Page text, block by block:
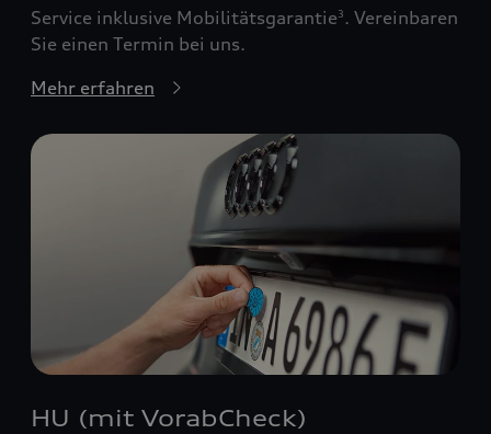
Service inklusive Mobilitätsgarantie3 . Vereinbaren
Sie einen Termin bei uns.
Mehr erfahren
HU (mit VorabCheck)